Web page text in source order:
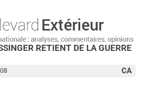
RETIENT DE LA GUERRE
CA